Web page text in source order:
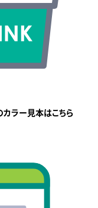
カラー見本はこちら